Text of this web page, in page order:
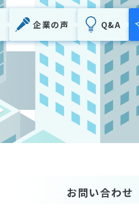
企業の声 Q&A
お問い合わせ